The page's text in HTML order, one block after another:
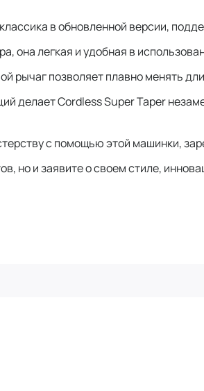
в обновленной версии,
она легкая и удобная в
рычаг позволяет плавно менять
делает Cordless Super Taper
с помощью этой машинки,
но и заявите о своем стиле,